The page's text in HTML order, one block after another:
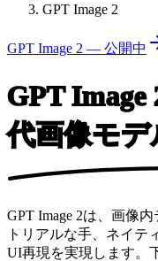
GPT Image 2
GPT Image 2 — 公開中
GPT Image
代画像モ
GPT Image 2は、画像
トリアルな手、ネイテ
UI再現を実現します。